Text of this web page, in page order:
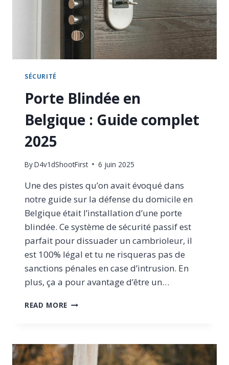
SÉCURITÉ
Porte Blindée en
Belgique : Guide complet
2025
ByD4v1dShootFirst 6 juin 2025
Une des pistes qu’on avait évoqué dans
notre guide sur la défense du domicile en
Belgique était l’installation d’une porte
blindée. Ce système de sécurité passif est
parfait pour dissuader un cambrioleur, il
est 100% légal et tu ne risqueras pas de
sanctions pénales en case d’intrusion. En
plus, ça a pour avantage d’être un…
READ MORE PORTE
:
GUIDE